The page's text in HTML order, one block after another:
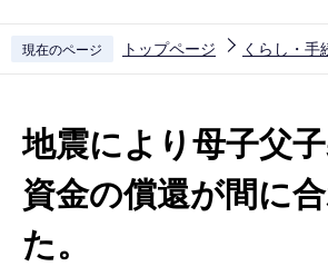
現在のページ トップページ くらし・手
地震により母子父
資金の償還が間に
た。